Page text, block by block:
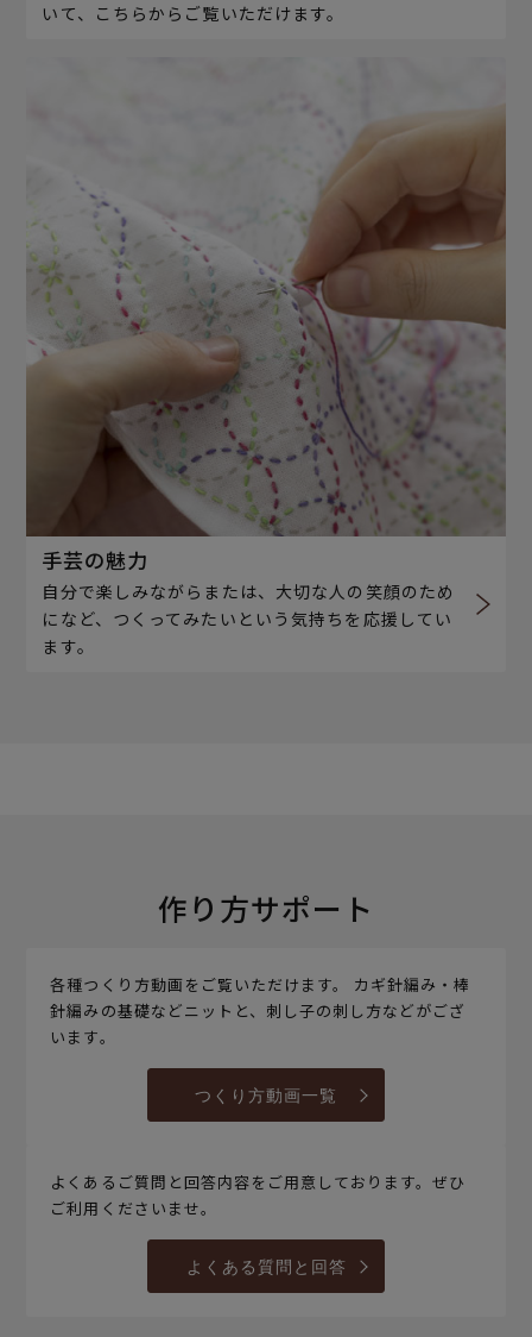
いて、こちらからご覧いただけます。
手芸の魅力
自分で楽しみながらまたは、大切な人の笑顔のため
になど、つくってみたいという気持ちを応援してい
ます。
作り方サポート
各種つくり方動画をご覧いただけます。 カギ針編み・棒
針編みの基礎などニットと、刺し子の刺し方などがござ
います。
つくり方動画一覧
よくあるご質問と回答内容をご用意しております。ぜひ
ご利用くださいませ。
よくある質問と回答